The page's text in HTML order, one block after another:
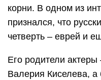
корни. В одном из
признался, что
четверть – еврей и
Его родители
Валерия Киселева, а